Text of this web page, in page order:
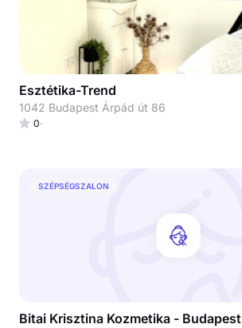
Esztétika-Trend
1042 Budapest Árpád út 86
0
SZÉPSÉGSZALON
Bitai Krisztina Kozmetika - Budapest